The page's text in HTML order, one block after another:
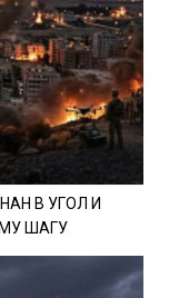
В УГОЛ И
ШАГУ